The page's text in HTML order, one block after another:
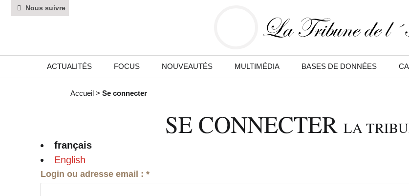
Nous suivre
ACTUALITÉS FOCUS NOUVEAUTÉS MULTIMÉDIA BASES DE DONNÉES
Accueil > Se connecter
SE CONNECTERLA
français
English
Login ou adresse email :*